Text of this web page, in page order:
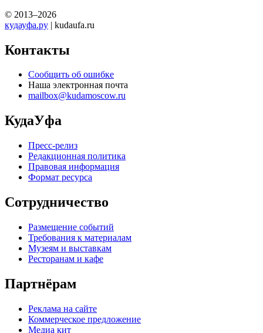
© 2013–2026
кудауфа.ру | kudaufa.ru
Контакты
Сообщить об ошибке
Наша электронная почта
mailbox@kudamoscow.ru
КудаУфа
Пресс-релиз
Редакционная политика
Правовая информация
Формат ресурса
Сотрудничество
Размещение событий
Требования к материалам
Музеям и выставкам
Ресторанам и кафе
Партнёрам
Реклама на сайте
Коммерческое предложение
Медиа кит